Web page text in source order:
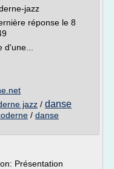
jazz
réponse le 8
jazz / danse
/ danse
Présentation